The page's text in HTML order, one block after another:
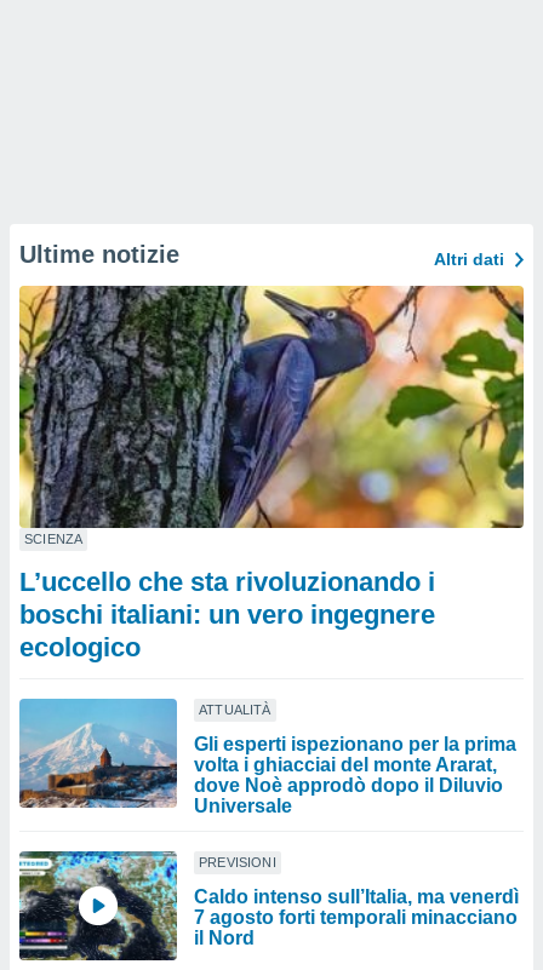
Ultime notizie Altri dati
SCIENZA
L’uccello che sta rivoluzionando i
boschi italiani: un vero ingegnere
ecologico
ATTUALITÀ
Gli esperti ispezionano per la prima
volta i ghiacciai del monte Ararat,
dove Noè approdò dopo il Diluvio
Universale
PREVISIONI
Caldo intenso sull’Italia, ma venerdì
7 agosto forti temporali minacciano
il Nord